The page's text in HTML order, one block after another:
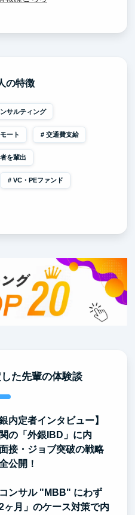
の特徴
サルティング
ート 交通費支給
を輩出
VC・PEファンド
た先輩の体験談
銀内定者インタビュー】
の「外銀IBD」に内
接・ジョブ突破の戦略
公開！
ンサル "MBB" にわず
ヶ月」のケース対策で内